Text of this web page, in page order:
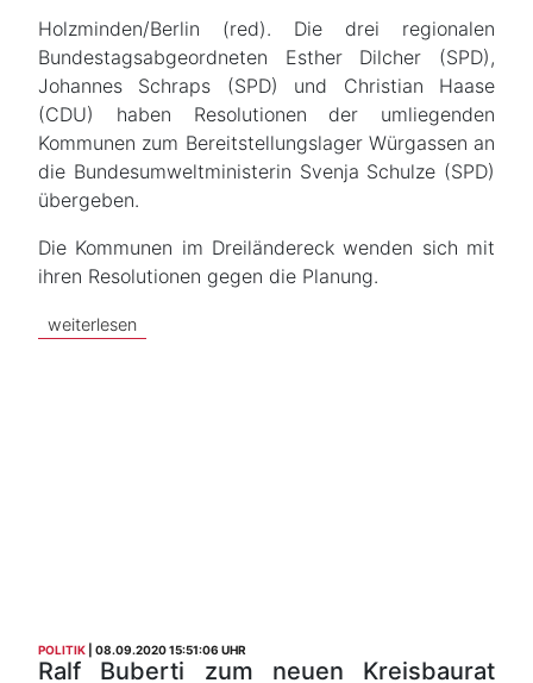
Holzminden/Berlin (red). Die drei regionalen
Bundestagsabgeordneten Esther Dilcher (SPD),
Johannes Schraps (SPD) und Christian Haase
(CDU) haben Resolutionen der umliegenden
Kommunen zum Bereitstellungslager Würgassen an
die Bundesumweltministerin Svenja Schulze (SPD)
übergeben.
Die Kommunen im Dreiländereck wenden sich mit
ihren Resolutionen gegen die Planung.
weiterlesen
POLITIK 08.09.2020 15:51:06 UHR
Ralf Buberti zum neuen Kreisbaurat